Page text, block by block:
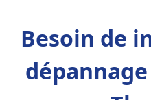
Besoin de